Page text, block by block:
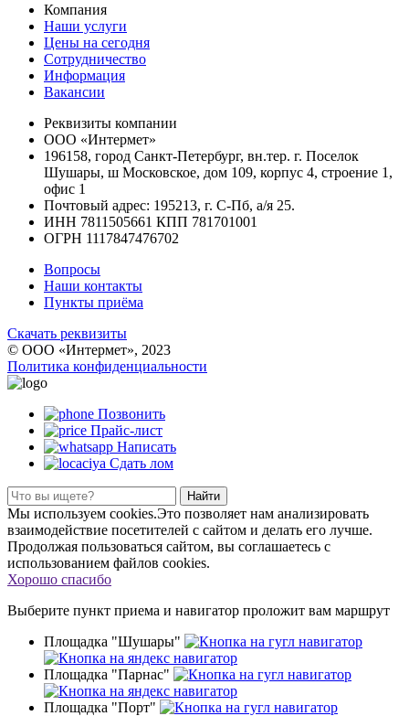
Компания
Наши услуги
Цены на сегодня
Сотрудничество
Информация
Вакансии
Реквизиты компании
ООО «Интермет»
196158, город Санкт-Петербург, вн.тер. г. Поселок
Шушары, ш Московское, дом 109, корпус 4, строение 1,
офис 1
Почтовый адрес: 195213, г. С-Пб, а/я 25.
ИНН 7811505661 КПП 781701001
ОГРН 1117847476702
Вопросы
Наши контакты
Пункты приёма
Скачать реквизиты
© ООО «Интермет», 2023
Политика конфиденциальности
Позвонить
Прайс-лист
Написать
Сдать лом
Найти
Мы используем cookies.Это позволяет нам анализировать
взаимодействие посетителей с сайтом и делать его лучше.
Продолжая пользоваться сайтом, вы соглашаетесь с
использованием файлов cookies.
Хорошо спасибо
Выберите пункт приема и навигатор проложит вам маршрут
Площадка "Шушары"
Площадка "Парнас"
Площадка "Порт"